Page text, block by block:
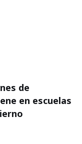
de
en escuelas